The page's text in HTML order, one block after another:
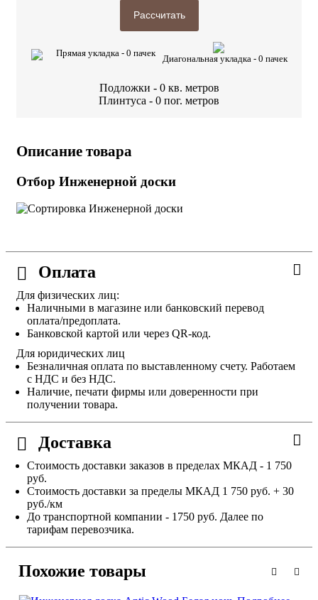
Рассчитать
Прямая укладка - 0 пачек
Диагональная укладка - 0 пачек
Подложки - 0 кв. метров
Плинтуса - 0 пог. метров
Описание товара
Отбор Инженерной доски
Оплата
Для физических лиц:
Наличными в магазине или банковский перевод
оплата/предоплата.
Банковской картой или через QR-код.
Для юридических лиц
Безналичная оплата по выставленному счету. Работаем
с НДС и без НДС.
Наличие, печати фирмы или доверенности при
получении товара.
Доставка
Стоимость доставки заказов в пределах МКАД - 1 750
руб.
Стоимость доставки за пределы МКАД 1 750 руб. + 30
руб./км
До транспортной компании - 1750 руб. Далее по
тарифам перевозчика.
Похожие товары